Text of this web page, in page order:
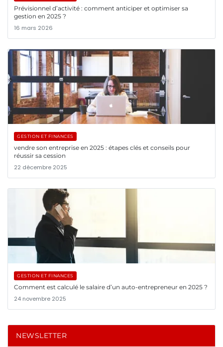
Prévisionnel d’activité : comment anticiper et optimiser sa
gestion en 2025 ?
16 mars 2026
GESTION ET FINANCES
vendre son entreprise en 2025 : étapes clés et conseils pour
réussir sa cession
22 décembre 2025
GESTION ET FINANCES
Comment est calculé le salaire d’un auto-entrepreneur en 2025 ?
24 novembre 2025
NEWSLETTER